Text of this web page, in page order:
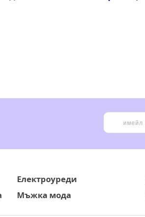
Електроуреди
Мъжка мода